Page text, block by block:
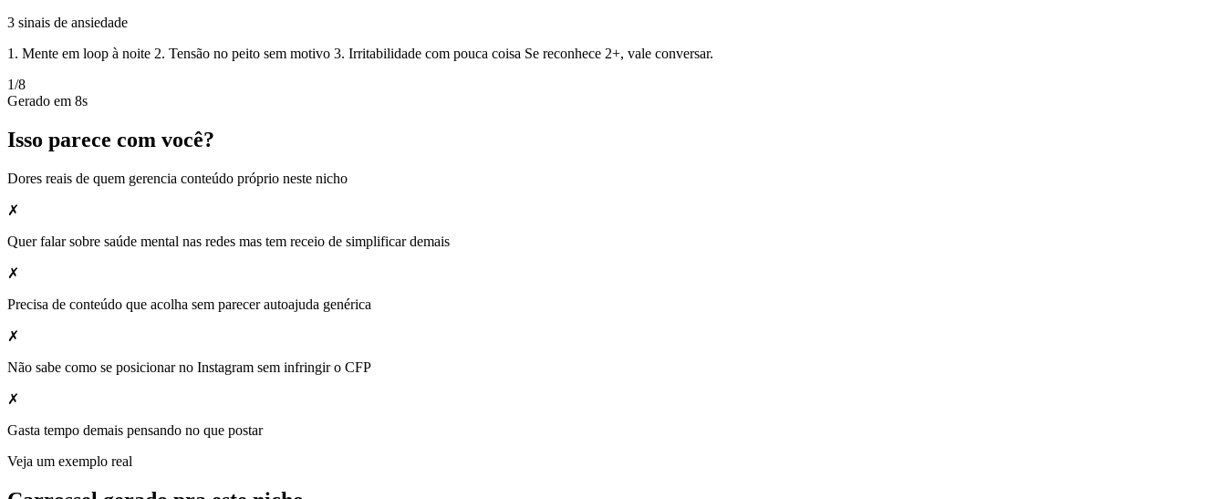
3 sinais de ansiedade
1. Mente em loop à noite 2. Tensão no peito sem motivo 3. Irritabilidade com pouca coisa Se reconhece 2+, vale conversar.
1/8
Gerado em 8s
Isso parece com você?
Dores reais de quem gerencia conteúdo próprio neste nicho
✗
Quer falar sobre saúde mental nas redes mas tem receio de simplificar demais
✗
Precisa de conteúdo que acolha sem parecer autoajuda genérica
✗
Não sabe como se posicionar no Instagram sem infringir o CFP
✗
Gasta tempo demais pensando no que postar
Veja um exemplo real